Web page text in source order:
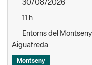
30/08/2026
11 h
Entorns del Montseny
Aiguafreda
Montseny